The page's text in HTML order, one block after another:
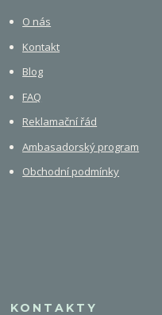
O nás
Kontakt
Blog
FAQ
Reklamační řád
Ambasadorský program
Obchodní podmínky
KONTAKTY